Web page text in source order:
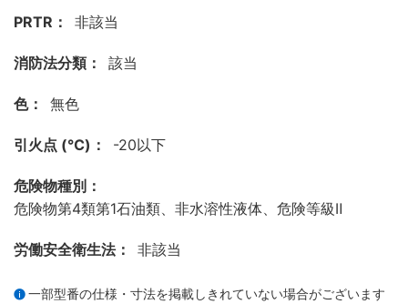
PRTR： 非該当
消防法分類： 該当
色： 無色
引火点 (℃)： -20以下
危険物種別：
危険物第4類第1石油類、非水溶性液体、危険等級Ⅱ
労働安全衛生法： 非該当
一部型番の仕様・寸法を掲載しきれていない場合がございます